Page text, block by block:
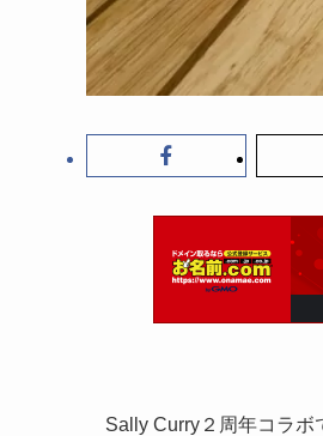
Sally Curry２周年コラボ